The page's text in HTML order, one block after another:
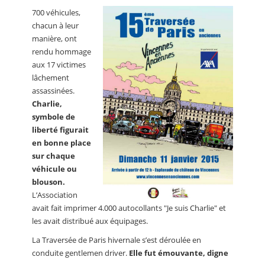
700 véhicules,
chacun à leur
manière, ont
rendu hommage
aux 17 victimes
lâchement
assassinées.
Charlie,
symbole de
liberté figurait
en bonne place
sur chaque
véhicule ou
blouson.
L’Association
avait fait imprimer 4.000 autocollants "Je suis Charlie" et
les avait distribué aux équipages.
La Traversée de Paris hivernale s’est déroulée en
conduite gentlemen driver. Elle fut émouvante, digne